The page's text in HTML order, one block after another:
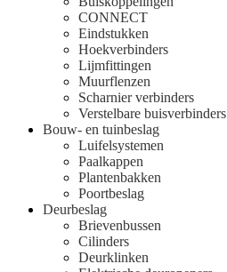
CONNECT
Eindstukken
Hoekverbinders
Lijmfittingen
Muurflenzen
Scharnier verbinders
Verstelbare buisverbinders
Bouw- en tuinbeslag
Luifelsystemen
Paalkappen
Plantenbakken
Poortbeslag
Deurbeslag
Brievenbussen
Cilinders
Deurklinken